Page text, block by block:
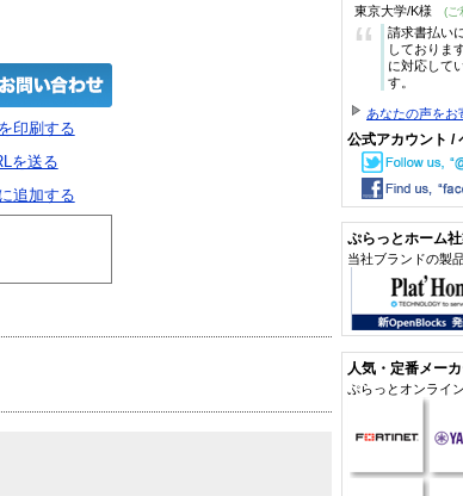
印刷する
を送る
追加する
東京大学/K様 (ご
“
請求書払い
しておりま
に対応して
す。
あなたの声をお
公式アカウント /
ぷらっとホーム
当社ブランドの製
人気・定番メー
ぷらっとオンライ